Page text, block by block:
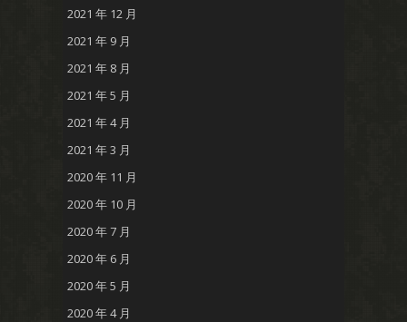
2021 年 12 月
2021 年 9 月
2021 年 8 月
2021 年 5 月
2021 年 4 月
2021 年 3 月
2020 年 11 月
2020 年 10 月
2020 年 7 月
2020 年 6 月
2020 年 5 月
2020 年 4 月